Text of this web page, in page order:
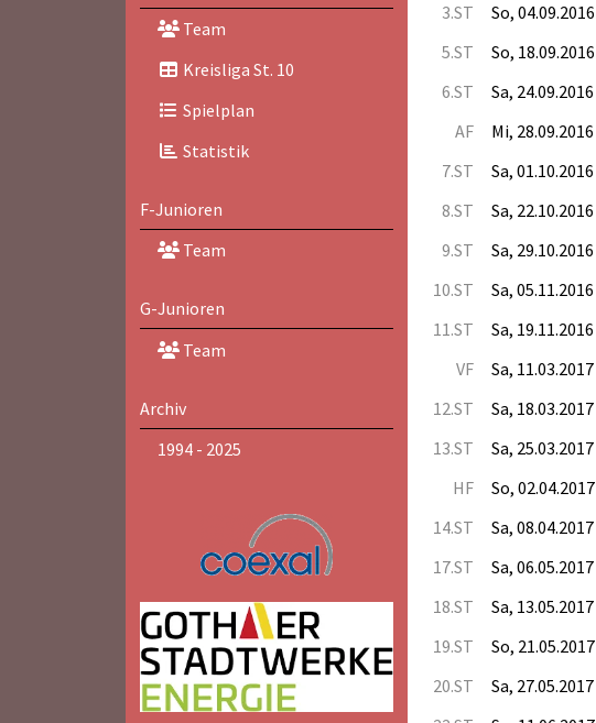
Team
Kreisliga St. 10
Spielplan
Statistik
F-Junioren
Team
G-Junioren
Team
Archiv
1994 - 2025
3.ST
So, 04.09.2016
5.ST
So, 18.09.2016
6.ST
Sa, 24.09.2016
AF
Mi, 28.09.2016
7.ST
Sa, 01.10.2016
8.ST
Sa, 22.10.2016
9.ST
Sa, 29.10.2016
10.ST
Sa, 05.11.2016
11.ST
Sa, 19.11.2016
VF
Sa, 11.03.2017
12.ST
Sa, 18.03.2017
13.ST
Sa, 25.03.2017
HF
So, 02.04.2017
14.ST Sa, 08.04.2017
17.ST
Sa, 06.05.2017
18.ST
Sa, 13.05.2017
19.ST
So, 21.05.2017
20.ST
Sa, 27.05.2017